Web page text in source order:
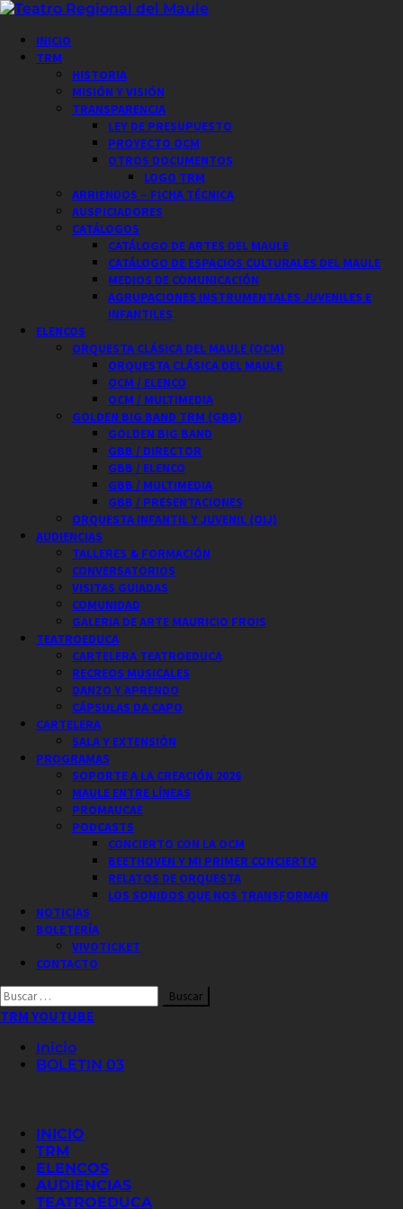
Saltar
contenido
Menú
principal
INICIO
TRM
HISTORIA
MISIÓN Y VISIÓN
TRANSPARENCIA
LEY DE PRESUPUESTO
PROYECTO OCM
OTROS DOCUMENTOS
LOGO TRM
ARRIENDOS – FICHA TÉCNICA
AUSPICIADORES
CATÁLOGOS
CATÁLOGO DE ARTES DEL MAULE
CATÁLOGO DE ESPACIOS CULTURALES DEL MAULE
MEDIOS DE COMUNICACIÓN
AGRUPACIONES INSTRUMENTALES JUVENILES E
INFANTILES
ELENCOS
ORQUESTA CLÁSICA DEL MAULE (OCM)
ORQUESTA CLÁSICA DEL MAULE
OCM / ELENCO
OCM / MULTIMEDIA
GOLDEN BIG BAND TRM (GBB)
GOLDEN BIG BAND
GBB / DIRECTOR
GBB / ELENCO
GBB / MULTIMEDIA
GBB / PRESENTACIONES
ORQUESTA INFANTIL Y JUVENIL (OIJ)
AUDIENCIAS
TALLERES & FORMACIÓN
CONVERSATORIOS
VISITAS GUIADAS
COMUNIDAD
GALERIA DE ARTE MAURICIO FROIS
TEATROEDUCA
CARTELERA TEATROEDUCA
RECREOS MUSICALES
DANZO Y APRENDO
CÁPSULAS DA CAPO
CARTELERA
SALA Y EXTENSIÓN
PROGRAMAS
SOPORTE A LA CREACIÓN 2026
MAULE ENTRE LÍNEAS
PROMAUCAE
PODCASTS
CONCIERTO CON LA OCM
BEETHOVEN Y MI PRIMER CONCIERTO
RELATOS DE ORQUESTA
LOS SONIDOS QUE NOS TRANSFORMAN
NOTICIAS
BOLETERÍA
VIVOTICKET
CONTACTO
Buscar
por:
TRM YOUTUBE
Inicio
BOLETIN 03
INICIO
TRM
ELENCOS
AUDIENCIAS
TEATROEDUCA